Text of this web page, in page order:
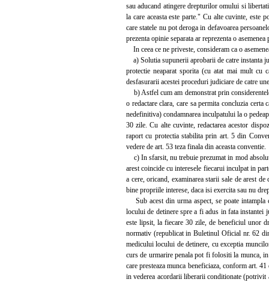
sau aducand atingere drepturilor omului si
la care aceasta este parte." Cu alte cuvinte, este
care statele nu pot deroga in defavoarea
prezenta opinie separata ar reprezenta o
In ceea ce ne priveste, consideram ca o
a) Solutia supunerii aprobarii de catre instanta
protectie neaparat sporita (cu atat mai mult cu
desfasurarii acestei proceduri judiciare de catre
b) Astfel cum am demonstrat prin
o redactare clara, care sa permita concluzia
nedefinitiva) condamnarea inculpatului la o
30 zile. Cu alte cuvinte, redactarea acestor
raport cu protectia stabilita prin art. 5 din
vedere de art. 53 teza finala din aceasta conventie.
c) In sfarsit, nu trebuie prezumat in mod
arest coincide cu interesele fiecarui inculpat in
a cere, oricand, examinarea starii sale de arest
bine propriile interese, daca isi exercita sau nu
Sub acest din urma aspect, se poate intampla
locului de detinere spre a fi adus in fata instantei
este lipsit, la fiecare 30 zile, de beneficiul unor
normativ (republicat in Buletinul Oficial nr. 62
medicului locului de detinere, cu exceptia
curs de urmarire penala pot fi folositi la munca,
care presteaza munca beneficiaza, conform art.
in vederea acordarii liberarii conditionate